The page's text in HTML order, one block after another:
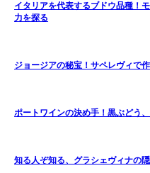
イタリアを代表するブドウ品種！
力を探る
ジョージアの秘宝！サペレヴィで
ポートワインの決め手！黒ぶどう
知る人ぞ知る、グラシェヴィナの